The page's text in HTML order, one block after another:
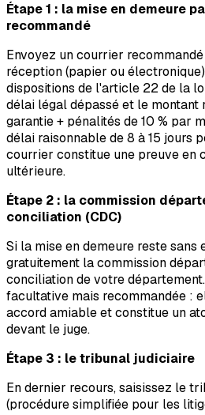
Étape 1 : la mise en demeure
recommandé
Envoyez un courrier
réception (papier ou
dispositions de l'article 22 de la
délai légal dépassé et le montant
garantie + pénalités de 10 % par
délai raisonnable de 8 à 15 jours
courrier constitue une preuve en
ultérieure.
Étape 2 : la commission
conciliation (CDC)
Si la mise en demeure reste sans
gratuitement la commission
conciliation de votre
facultative mais recommandée :
accord amiable et constitue un
devant le juge.
Étape 3 : le tribunal judiciaire
En dernier recours, saisissez le
(procédure simplifiée pour les